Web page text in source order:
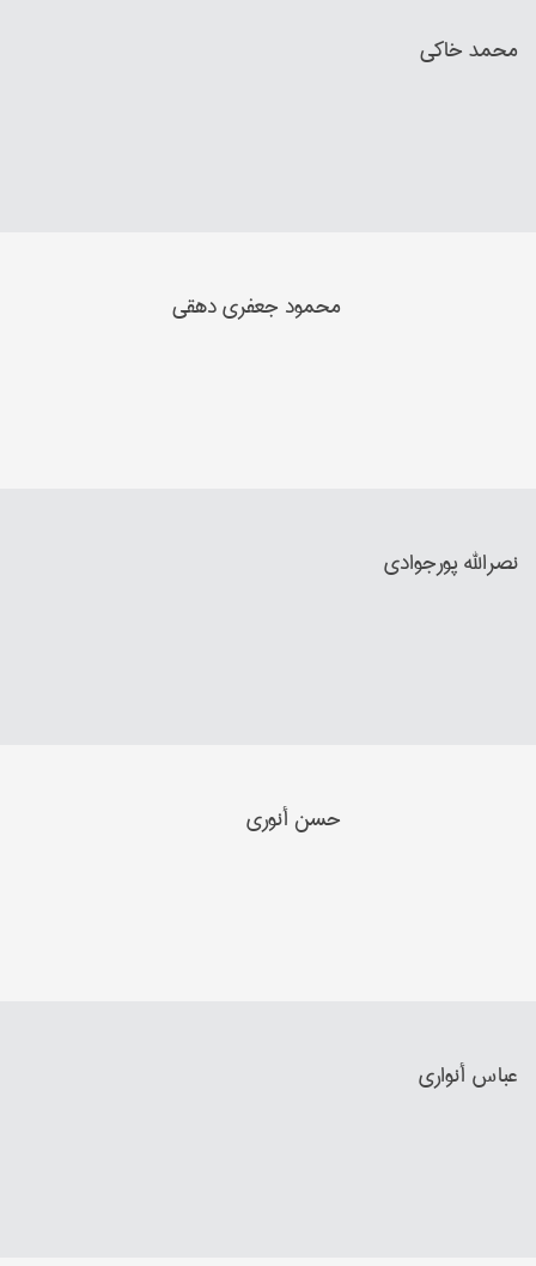
محمد خاکي
محمود جعفري دهقي
نصرالله پورجوادي
حسن أنوري
عباس أنواري